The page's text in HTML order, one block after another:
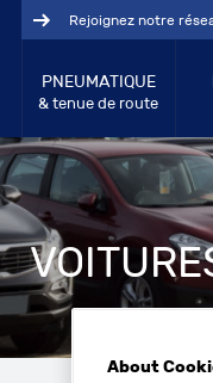
Rejoignez notre
PNEUMATIQUE
& tenue de route
About